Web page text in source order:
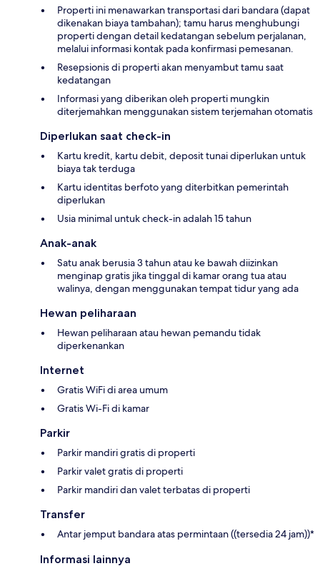
Properti ini menawarkan transportasi dari bandara (dapat
dikenakan biaya tambahan); tamu harus menghubungi
properti dengan detail kedatangan sebelum perjalanan,
melalui informasi kontak pada konfirmasi pemesanan.
Resepsionis di properti akan menyambut tamu saat
kedatangan
Informasi yang diberikan oleh properti mungkin
diterjemahkan menggunakan sistem terjemahan otomatis
Diperlukan saat check-in
Kartu kredit, kartu debit, deposit tunai diperlukan untuk
biaya tak terduga
Kartu identitas berfoto yang diterbitkan pemerintah
diperlukan
Usia minimal untuk check-in adalah 15 tahun
Anak-anak
Satu anak berusia 3 tahun atau ke bawah diizinkan
menginap gratis jika tinggal di kamar orang tua atau
walinya, dengan menggunakan tempat tidur yang ada
Hewan peliharaan
Hewan peliharaan atau hewan pemandu tidak
diperkenankan
Internet
Gratis WiFi di area umum
Gratis Wi-Fi di kamar
Parkir
Parkir mandiri gratis di properti
Parkir valet gratis di properti
Parkir mandiri dan valet terbatas di properti
Transfer
Antar jemput bandara atas permintaan ((tersedia 24 jam))*
Informasi lainnya